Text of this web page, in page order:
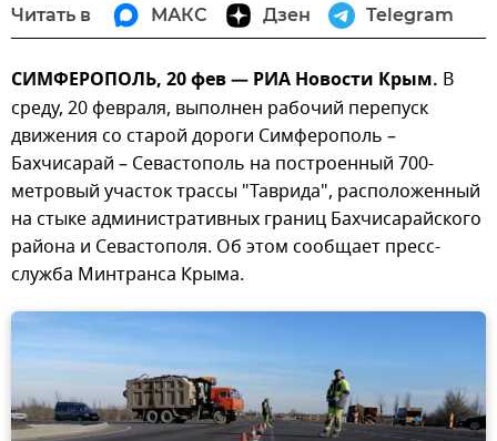
Читать в МАКС Дзен Telegram
СИМФЕРОПОЛЬ, 20 фев — РИА Новости Крым. В
среду, 20 февраля, выполнен рабочий перепуск
движения со старой дороги Симферополь –
Бахчисарай – Севастополь на построенный 700-
метровый участок трассы "Таврида", расположенный
на стыке административных границ Бахчисарайского
района и Севастополя. Об этом сообщает пресс-
служба Минтранса Крыма.